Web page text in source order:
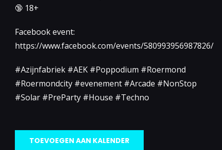
🔞 18+
Facebook event:
https://www.facebook.com/events/580993956987826/
#Azijnfabriek #AEK #Poppodium #Roermond
#Roermondcity #evenement #Arcade #NonStop
#Solar #PreParty #House #Techno
TOEVOEGEN AAN KALENDER